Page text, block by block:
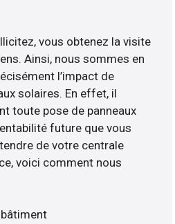
vous obtenez la visite
Ainsi, nous sommes en
l’impact de
solaires. En effet, il
toute pose de panneaux
future que vous
de votre centrale
voici comment nous